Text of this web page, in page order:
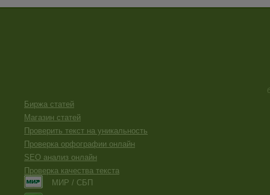
Биржа статей
Магазин статей
Проверить текст на уникальность
Проверка орфографии онлайн
SEO анализ онлайн
Проверка качества текста
МИР / СБП